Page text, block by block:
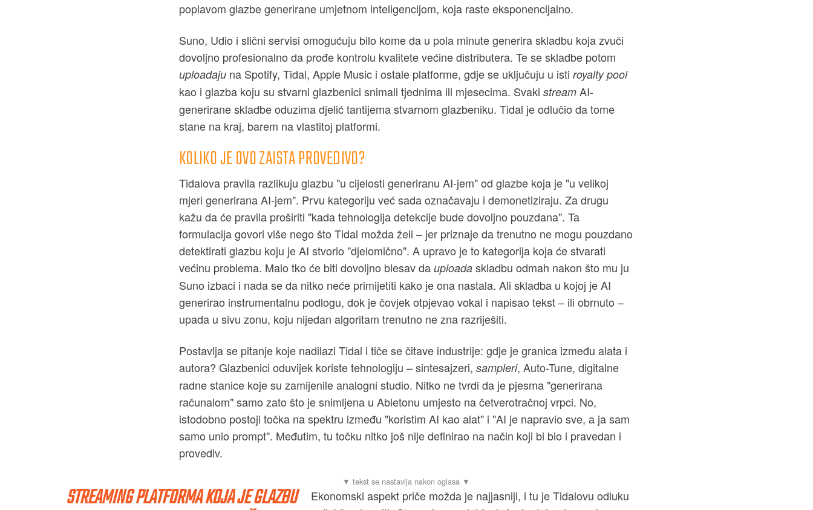
poplavom glazbe generirane umjetnom inteligencijom, koja raste eksponencijalno.
Suno, Udio i slični servisi omogućuju bilo kome da u pola minute generira skladbu koja zvuči
dovoljno profesionalno da prođe kontrolu kvalitete većine distributera. Te se skladbe potom
uploadajuna Spotify, Tidal, Apple Music i ostale platforme, gdje se uključuju u isti royalty pool
kao i glazba koju su stvarni glazbenici snimali tjednima ili mjesecima. Svaki streamAI-
generirane skladbe oduzima djelić tantijema stvarnom glazbeniku. Tidal je odlučio da tome
stane na kraj, barem na vlastitoj platformi.
KOLIKO JE OVO ZAISTA PROVEDIVO?
Tidalova pravila razlikuju glazbu "u cijelosti generiranu AI-jem" od glazbe koja je "u velikoj
mjeri generirana AI-jem". Prvu kategoriju već sada označavaju i demonetiziraju. Za drugu
kažu da će pravila proširiti "kada tehnologija detekcije bude dovoljno pouzdana". Ta
formulacija govori više nego što Tidal možda želi – jer priznaje da trenutno ne mogu pouzdano
detektirati glazbu koju je AI stvorio "djelomično". A upravo je to kategorija koja će stvarati
većinu problema. Malo tko će biti dovoljno blesav da uploadaskladbu odmah nakon što mu ju
Suno izbaci i nada se da nitko neće primijetiti kako je ona nastala. Ali skladba u kojoj je AI
generirao instrumentalnu podlogu, dok je čovjek otpjevao vokal i napisao tekst – ili obrnuto –
upada u sivu zonu, koju nijedan algoritam trenutno ne zna razriješiti.
Postavlja se pitanje koje nadilazi Tidal i tiče se čitave industrije: gdje je granica između alata i
autora? Glazbenici oduvijek koriste tehnologiju – sintesajzeri, sampleri, Auto-Tune, digitalne
radne stanice koje su zamijenile analogni studio. Nitko ne tvrdi da je pjesma "generirana
računalom" samo zato što je snimljena u Abletonu umjesto na četverotračnoj vrpci. No,
istodobno postoji točka na spektru između "koristim AI kao alat" i "AI je napravio sve, a ja sam
samo unio prompt". Međutim, tu točku nitko još nije definirao na način koji bi bio i pravedan i
provediv.
STREAMING PLATFORMA KOJA JE GLAZBU
Ekonomski aspekt priče možda je najjasniji, i tu je Tidalovu odluku